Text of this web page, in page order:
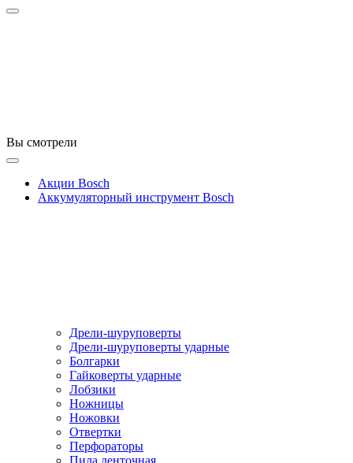
Вы смотрели
Акции Bosch
Аккумуляторный инструмент Bosch
Дрели-шуруповерты
Дрели-шуруповерты ударные
Болгарки
Гайковерты ударные
Лобзики
Ножницы
Ножовки
Отвертки
Перфораторы
Пила ленточная